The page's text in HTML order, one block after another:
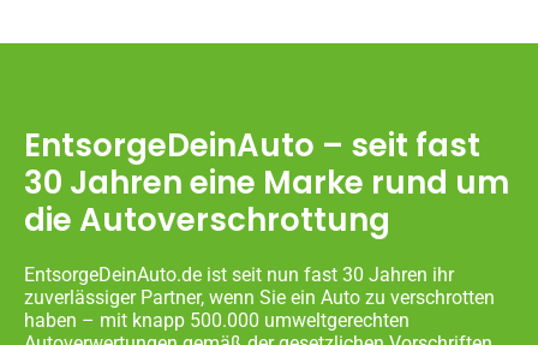
EntsorgeDeinAuto – seit fast
30 Jahren eine Marke rund um
die Autoverschrottung
EntsorgeDeinAuto.de ist seit nun fast 30 Jahren ihr
zuverlässiger Partner, wenn Sie ein Auto zu verschrotten
haben – mit knapp 500.000 umweltgerechten